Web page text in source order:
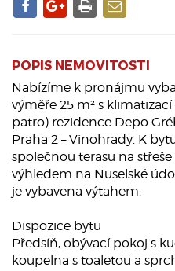
POPIS NEMOVITOSTI
Nabízíme k pronájmu
výměře 25 m² s klimatizací
patro) rezidence Depo
Praha 2 – Vinohrady. K
společnou terasu na
výhledem na Nuselské
je vybavena výtahem.
Dispozice bytu
Předsíň, obývací pokoj s
koupelna s toaletou a